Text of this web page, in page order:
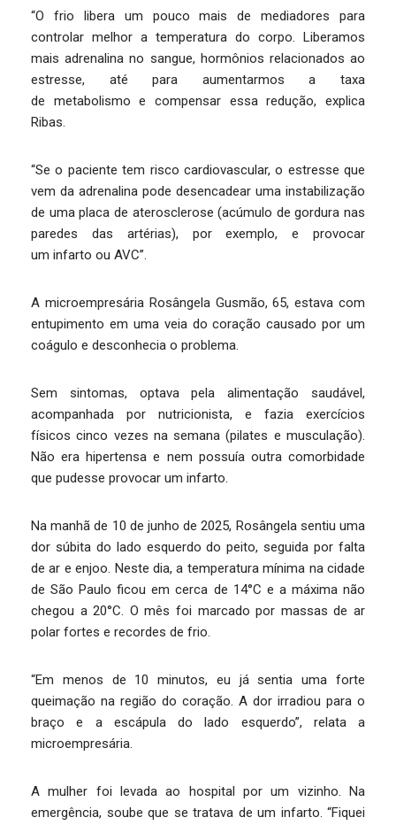
“O frio libera um pouco mais de mediadores para
controlar melhor a temperatura do corpo. Liberamos
mais adrenalina no sangue, hormônios relacionados ao
estresse, até para aumentarmos a taxa
de metabolismo e compensar essa redução, explica
Ribas.
“Se o paciente tem risco cardiovascular, o estresse que
vem da adrenalina pode desencadear uma instabilização
de uma placa de aterosclerose (acúmulo de gordura nas
paredes das artérias), por exemplo, e provocar
um infarto ou AVC”.
A microempresária Rosângela Gusmão, 65, estava com
entupimento em uma veia do coração causado por um
coágulo e desconhecia o problema.
Sem sintomas, optava pela alimentação saudável,
acompanhada por nutricionista, e fazia exercícios
físicos cinco vezes na semana (pilates e musculação).
Não era hipertensa e nem possuía outra comorbidade
que pudesse provocar um infarto.
Na manhã de 10 de junho de 2025, Rosângela sentiu uma
dor súbita do lado esquerdo do peito, seguida por falta
de ar e enjoo. Neste dia, a temperatura mínima na cidade
de São Paulo ficou em cerca de 14°C e a máxima não
chegou a 20°C. O mês foi marcado por massas de ar
polar fortes e recordes de frio.
“Em menos de 10 minutos, eu já sentia uma forte
queimação na região do coração. A dor irradiou para o
braço e a escápula do lado esquerdo”, relata a
microempresária.
A mulher foi levada ao hospital por um vizinho. Na
emergência, soube que se tratava de um infarto. “Fiquei